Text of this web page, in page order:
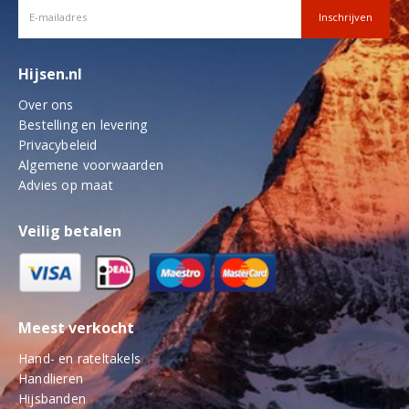
Hijsen.nl
Over ons
Bestelling en levering
Privacybeleid
Algemene voorwaarden
Advies op maat
Veilig betalen
Meest verkocht
Hand- en rateltakels
Handlieren
Hijsbanden